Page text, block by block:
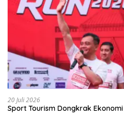
20 Juli 2026
Sport Tourism Dongkrak